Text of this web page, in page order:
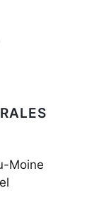
Moine